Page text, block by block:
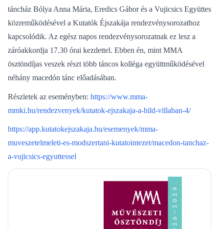
táncház Bólya Anna Mária, Eredics Gábor és a Vujicsics Együttes
közreműködésével a Kutatók Éjszakája rendezvénysorozathoz
kapcsolódik. Az egész napos rendezvénysorozatnak ez lesz a
záróakkordja 17.30 órai kezdettel. Ebben én, mint MMA
ösztöndíjas veszek részt több táncos kolléga együttműködésével
néhány macedón tánc előadásában.
Részletek az eseményben: https://www.mma-
mmki.hu/rendezvenyek/kutatok-ejszakaja-a-hild-villaban-4/
https://app.kutatokejszakaja.hu/esemenyek/mma-
muveszetelmeleti-es-modszertani-kutatointezet/macedon-tanchaz-
a-vujicsics-egyuttessel